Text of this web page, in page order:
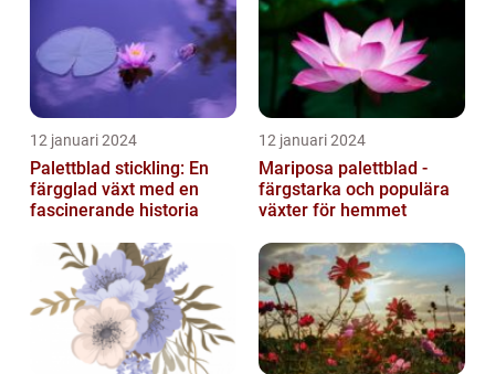
12 januari 2024
Palettblad stickling: En
färgglad växt med en
fascinerande historia
12 januari 2024
Mariposa palettblad -
färgstarka och populära
växter för hemmet